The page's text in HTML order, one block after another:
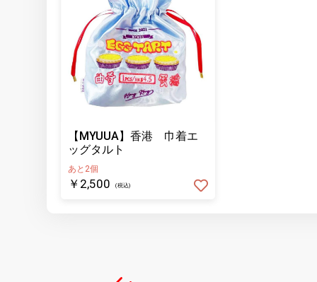
【MYUUA】香港 巾着エ
ッグタルト
あと2個
￥2,500 (税込)